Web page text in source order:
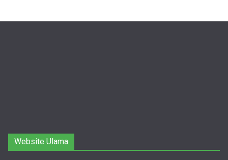
Website Ulama